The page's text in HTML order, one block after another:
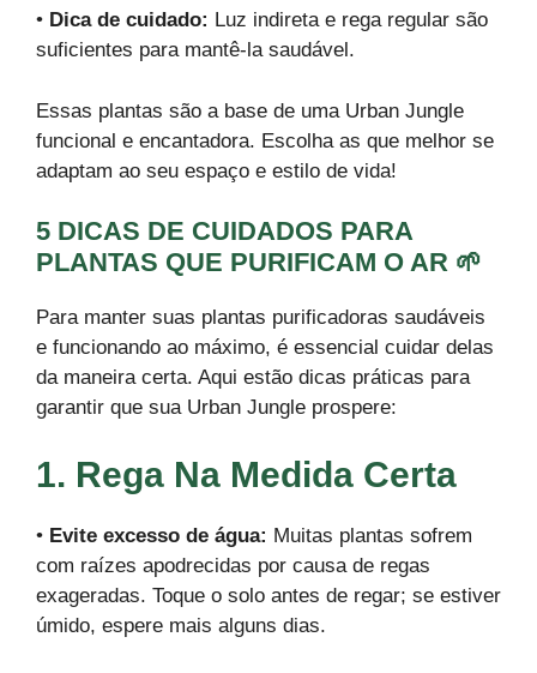
• Dica de cuidado: Luz indireta e rega regular são
suficientes para mantê-la saudável.
Essas plantas são a base de uma Urban Jungle
funcional e encantadora. Escolha as que melhor se
adaptam ao seu espaço e estilo de vida!
5 DICAS DE CUIDADOS PARA
PLANTAS QUE PURIFICAM O AR 🌱
Para manter suas plantas purificadoras saudáveis
e funcionando ao máximo, é essencial cuidar delas
da maneira certa. Aqui estão dicas práticas para
garantir que sua Urban Jungle prospere:
1. Rega Na Medida Certa
• Evite excesso de água: Muitas plantas sofrem
com raízes apodrecidas por causa de regas
exageradas. Toque o solo antes de regar; se estiver
úmido, espere mais alguns dias.